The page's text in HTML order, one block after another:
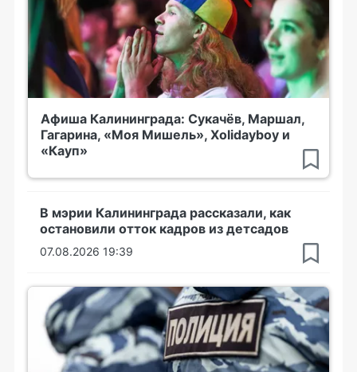
Афиша Калининграда: Сукачёв, Маршал,
Гагарина, «Моя Мишель», Xolidayboy и
«Кауп»
В мэрии Калининграда рассказали, как
остановили отток кадров из детсадов
07.08.2026 19:39